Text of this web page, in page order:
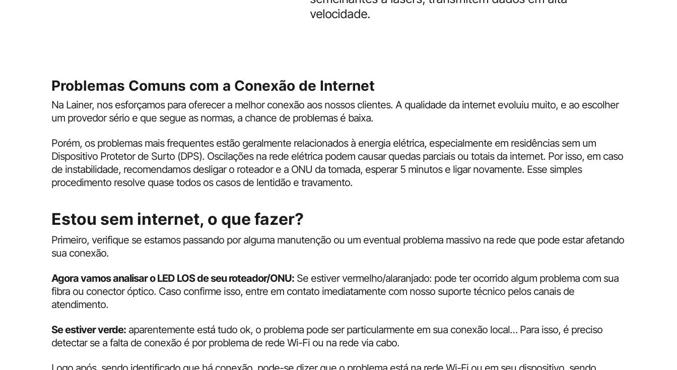
velocidade.
Problemas Comuns com a Conexão de Internet
Na Lainer, nos esforçamos para oferecer a melhor conexão aos nossos clientes. A qualidade da internet evoluiu muito, e ao escolher
um provedor sério e que segue as normas, a chance de problemas é baixa.
Porém, os problemas mais frequentes estão geralmente relacionados à energia elétrica, especialmente em residências sem um
Dispositivo Protetor de Surto (DPS). Oscilações na rede elétrica podem causar quedas parciais ou totais da internet. Por isso, em caso
de instabilidade, recomendamos desligar o roteador e a ONU da tomada, esperar 5 minutos e ligar novamente. Esse simples
procedimento resolve quase todos os casos de lentidão e travamento.
Estou sem internet, o que fazer?
Primeiro, verifique se estamos passando por alguma manutenção ou um eventual problema massivo na rede que pode estar afetando
sua conexão.
Agora vamos analisar o LED LOS de seu roteador/ONU: Se estiver vermelho/alaranjado: pode ter ocorrido algum problema com sua
fibra ou conector óptico. Caso confirme isso, entre em contato imediatamente com nosso suporte técnico pelos canais de
atendimento.
Se estiver verde: aparentemente está tudo ok, o problema pode ser particularmente em sua conexão local… Para isso, é preciso
detectar se a falta de conexão é por problema de rede Wi-Fi ou na rede via cabo.